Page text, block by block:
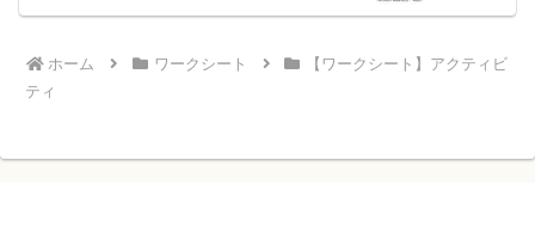
ホーム ワークシート
【ワークシート】アクティビ
ティ